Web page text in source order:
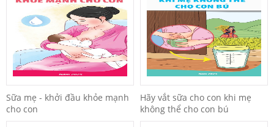
Sữa mẹ - khởi đầu khỏe mạnh
cho con
Hãy vắt sữa cho con khi mẹ
không thể cho con bú